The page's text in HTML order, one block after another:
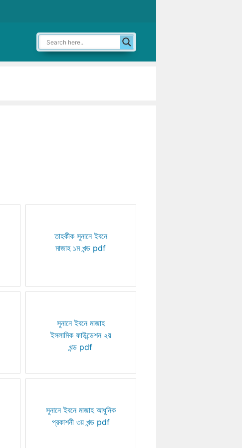
তাহকীক সুনানে ইবনে
মাজাহ ১ম খন্ড pdf
সুনানে ইবনে মাজাহ
ইসলামিক ফাউন্ডেশন ২য়
খন্ড pdf
সুনানে ইবনে মাজাহ আধুনিক
প্রকাশনী ৩য় খন্ড pdf